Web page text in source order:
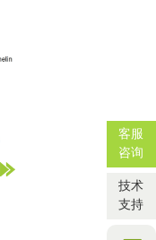
客服
咨询
技术
支持